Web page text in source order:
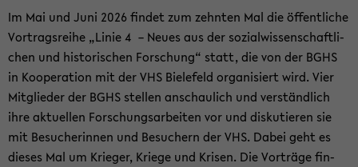
Im Mai und Juni 2026 fin­det zum zehn­ten Mal die öf­fent­li­che
Vor­trags­rei­he „Linie 4 – Neues aus der so­zi­al­wis­sen­schaft­li­
chen und his­to­ri­schen For­schung“ statt, die von der BGHS
in Ko­ope­ra­ti­on mit der VHS Bie­le­feld or­ga­ni­siert wird. Vier
Mit­glie­der der BGHS stel­len an­schau­lich und ver­ständ­lich
ihre ak­tu­el­len For­schungs­ar­bei­ten vor und dis­ku­tie­ren sie
mit Be­su­che­rin­nen und Be­su­chern der VHS. Dabei geht es
die­ses Mal um Krie­ger, Krie­ge und Kri­sen. Die Vor­trä­ge fin­